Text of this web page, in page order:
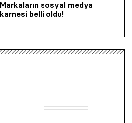
Markaların sosyal medya
karnesi belli oldu!